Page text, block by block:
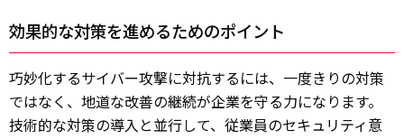
効果的な対策を進めるためのポイント
巧妙化するサイバー攻撃に対抗するには、一度きりの対策
ではなく、地道な改善の継続が企業を守る力になります。
技術的な対策の導入と並行して、従業員のセキュリティ意